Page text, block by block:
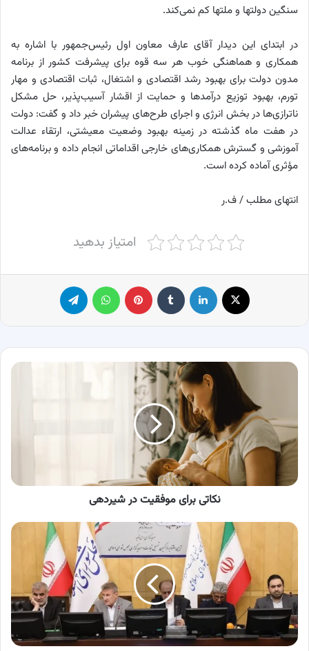
سنگین دولتها و ملتها کم نمی‌کند.
در ابتدای این دیدار آقای عارف معاون اول رئیس‌جمهور با اشاره به
همکاری و هماهنگی خوب هر سه قوه برای پیشرفت کشور از برنامه
مدون دولت برای بهبود رشد اقتصادی و اشتغال، ثبات اقتصادی و مهار
تورم، بهبود توزیع درآمدها و حمایت از اقشار آسیب‌پذیر، حل مشکل
ناترازی‌ها در بخش انرژی و اجرای طرح‌های پیشران خبر داد و گفت: دولت
در هفت ماه گذشته در زمینه بهبود وضعیت معیشتی، ارتقاء عدالت
آموزشی و گسترش همکاری‌های خارجی اقداماتی انجام داده و برنامه‌های
مؤثری آماده کرده است.
انتهای مطلب / ف.ر
امتیاز بدهید
لینکدین ‫تامبلر پینترست
نکاتی
شیردهی
نکاتی برای موفقیت در شیردهی
افتتاح
تجارت
سرمایه‌گذاری
مجلس